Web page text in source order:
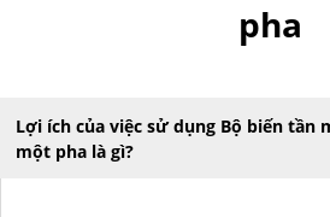
pha
Lợi ích của việc sử dụng Bộ biến tần
một pha là gì?